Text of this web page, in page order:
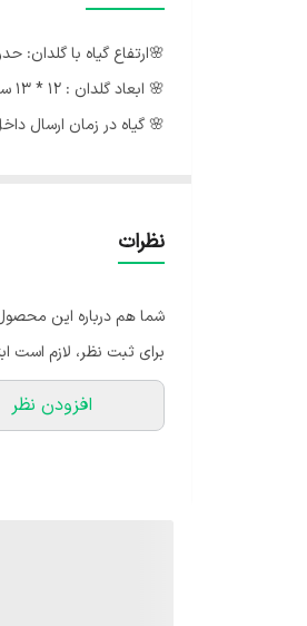
🌸ارتفاع گیاه با گلدان: حدود 35
🌸 ابعاد گلدان : 12 * 13 سانتی متر
🌸 گیاه در زمان ارسال
🍃ارسال گل با گلدان
🍃ارسال به درب منزل
🍃بسته های ارسالی توسط
🍃ارسال با پست خصوصی
استفاده از پست خصوصی
نظرات
شما هم درباره این
برای ثبت نظر، لازم است
افزودن نظر